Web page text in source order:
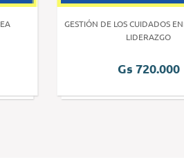
GESTIÓN DE LOS CUIDADOS
LIDERAZGO
Gs 720.000